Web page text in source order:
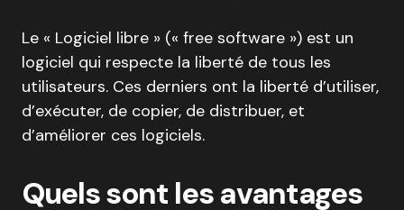
Le « Logiciel libre » (« free software ») est un
logiciel qui respecte la liberté de tous les
utilisateurs. Ces derniers ont la liberté d’utiliser,
d’exécuter, de copier, de distribuer, et
d’améliorer ces logiciels.
Quels sont les avantages